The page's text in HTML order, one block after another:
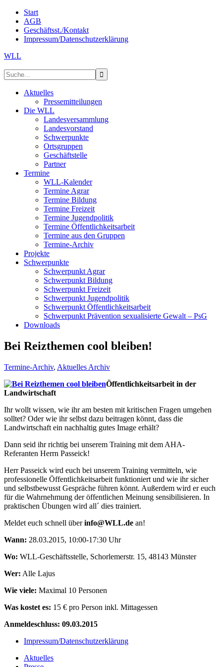
Start
AGB
Geschäftsst./Kontakt
Impressum/Datenschutzerklärung
WLL
Aktuelles
Pressemitteilungen
Die WLL
Landesversammlung
Landesvorstand
Schwerpunkte
Ortsgruppen
Geschäftstelle
Partner
Termine
WLL-Kalender
Termine Agrar
Termine Bildung
Termine Freizeit
Termine Jugendpolitik
Termine Öffentlichkeitsarbeit
Termine aus den Gruppen
Termine-Archiv
Projekte
Schwerpunkte
Schwerpunkt Agrar
Schwerpunkt Bildung
Schwerpunkt Freizeit
Schwerpunkt Jugendpolitik
Schwerpunkt Öffentlichkeitsarbeit
Schwerpunkt Prävention sexualisierte Gewalt – PsG
Downloads
Bei Reizthemen cool bleiben!
Termine-Archiv, Aktuelles Archiv
Öffentlichkeitsarbeit in der
Landwirtschaft
Ihr wollt wissen, wie ihr am besten mit kritischen Fragen umgehen
solltet? Oder wie ihr selbst dazu beitragen könnt, dass die
Landwirtschaft ein nachhaltig gutes Image erhält?
Dann seid ihr richtig bei unserem Training mit dem AHA-
Referanten Herrn Passeick!
Herr Passeick wird euch bei unserem Training vermitteln, wie
professionelle Öffentlichkeitsarbeit funktioniert und wie ihr sicher
und selbstbewusst Gespräche führen könnt. Außerdem wird er euch
für die Wahrnehmung der öffentlichen Meinung sensibilisieren. In
praktischen Übungen wird all´ dies trainiert.
Meldet euch schnell überinfo@WLL.de an!
Wann: 28.03.2015, 10:00-17:30 Uhr
Wo: WLL-Geschäftsstelle, Schorlemerstr. 15, 48143 Münster
Wer: Alle Lajus
Wie viele: Maximal 10 Personen
Was kostet es: 15 € pro Person inkl. Mittagessen
Anmeldeschluss: 09.03.2015
Impressum/Datenschutzerklärung
Aktuelles